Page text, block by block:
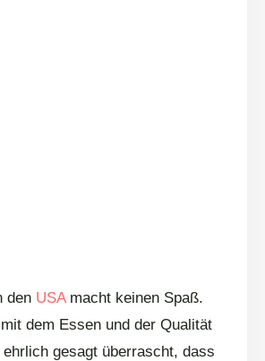
den USAmacht keinen Spaß.
dem Essen und der Qualität
gesagt überrascht, dass